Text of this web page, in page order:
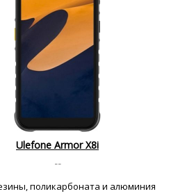
Ulefone Armor X8i
--
поликарбоната и алюминия